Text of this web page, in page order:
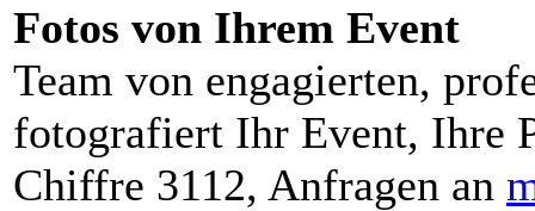
Fotos von Ihrem Event
Team von engagierten,
fotografiert Ihr Event, Ihre
Chiffre 3112, Anfragen an